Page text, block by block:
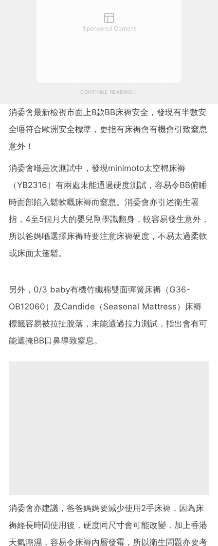
Sponsored Content
CONTINUE READING
消委會最新檢視市面上8款BB床褥安全，發現有半數安
全唔符合歐洲安全標準，更指有床褥會有機會引致窒息
意外！
消委會喺是次測試中，發現minimoto太空棉床褥
（YB2316）有兩處未能通過硬度測試，容易令BB俯睡
時面部陷入鬆軟嘅床褥而窒息。消委會亦引述衛生署
指，4至5個月大的嬰兒剛學識翻身，較容易發生意外，
所以爸媽喺選擇床褥時要注意床褥硬度，不易太過柔軟
或床面太篷鬆。
另外，0/3 baby有機竹纖棉雙面彈簧床褥（G36-
OB12060）及Candide（Seasonal Mattress）床褥
標籤容易被拉扯脫落，未能通過拉力測試，指出會有可
能遮掩BB口鼻導致窒息。
消委會亦建議，爸爸媽媽要減少使用2手床褥，因為床
褥經長時間使用後，硬度同尺寸會可能改變，加上香港
天氣潮濕，容易令床褥內層發霉，所以衛生問題亦要考